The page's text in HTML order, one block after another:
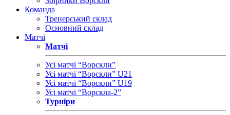
Команда
Тренерський склад
Основний склад
Матчі
Матчі
Усі матчі “Ворскли”
Усі матчі “Ворскли” U21
Усі матчі “Ворскли” U19
Усі матчі “Ворскла-2”
Турніри